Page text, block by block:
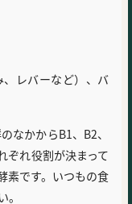
レバーなど）、バ
なかからB1、B2、
ぞれ役割が決まって
素です。いつもの食